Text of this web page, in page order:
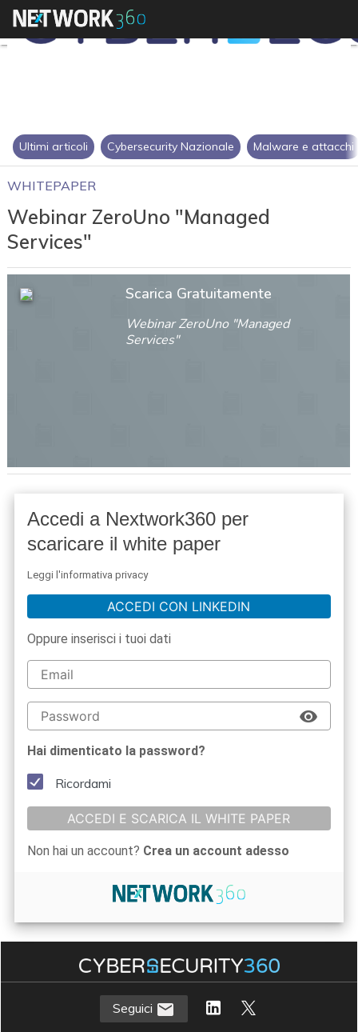
Ultimi articoli Cybersecurity Nazionale Malware e attacchi
WHITEPAPER
Webinar ZeroUno "Managed
Services"
Scarica Gratuitamente
Webinar ZeroUno "Managed
Services"
Accedi a Nextwork360 per
scaricare il white paper
Leggi l'informativa privacy
ACCEDI CON LINKEDIN
Oppure inserisci i tuoi dati
Hai dimenticato la password?
Ricordami
ACCEDI E SCARICA IL WHITE PAPER
Non hai un account? Crea un account adesso
Seguici